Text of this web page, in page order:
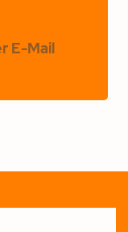
E-Mail